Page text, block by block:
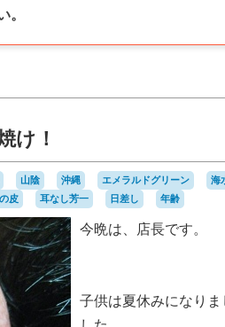
。
け！
山陰 沖縄 エメラルドグリーン 海
皮 耳なし芳一 日差し 年齢
今晩は、店長です。
子供は夏休みになり